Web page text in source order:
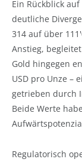
Ein Rückblick
deutliche
314 auf über
Anstieg,
Gold hingegen
USD pro Unze –
getrieben durch
Beide Werte
Regulatorisch